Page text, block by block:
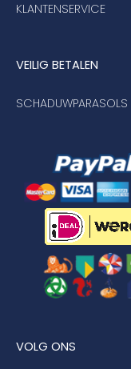
KLANTENSERVICE
VEILIG BETALEN
SCHADUWPARASOLS
VOLG ONS